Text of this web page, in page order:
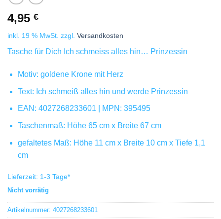
4,95 €
inkl. 19 % MwSt. zzgl. Versandkosten
Tasche für Dich Ich schmeiss alles hin… Prinzessin
Motiv: goldene Krone mit Herz
Text: Ich schmeiß alles hin und werde Prinzessin
EAN: 4027268233601 | MPN: 395495
Taschenmaß: Höhe 65 cm x Breite 67 cm
gefaltetes Maß: Höhe 11 cm x Breite 10 cm x Tiefe 1,1
cm
Lieferzeit: 1-3 Tage*
Nicht vorrätig
Artikelnummer: 4027268233601